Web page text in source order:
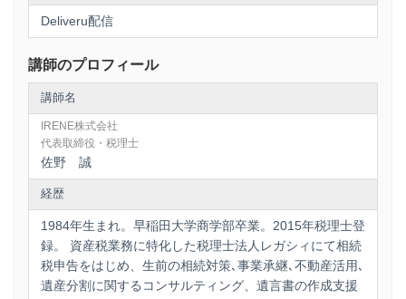
Deliveru配信
講師のプロフィール
講師名
IRENE株式会社
代表取締役・税理士
佐野 誠
経歴
1984年⽣まれ。早稲⽥⼤学商学部卒業。2015年税理⼠登
録。 資産税業務に特化した税理⼠法⼈レガシィにて相続
税申告をはじめ、⽣前の相続対策､事業承継､不動産活⽤､
遺産分割に関するコンサルティング、遺⾔書の作成⽀援